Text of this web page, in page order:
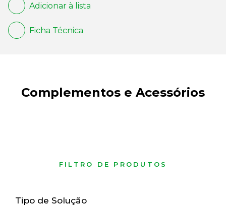
Adicionar à lista
Ficha Técnica
Complementos e Acessórios
FILTRO DE PRODUTOS
Tipo de Solução